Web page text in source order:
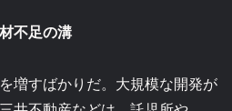
不足の溝
増すばかりだ。大規模な開発が